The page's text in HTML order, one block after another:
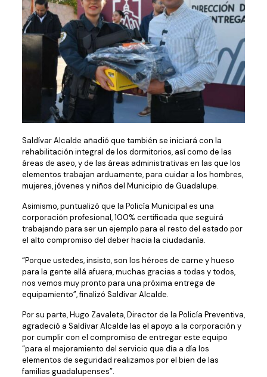
Saldívar Alcalde añadió que también se iniciará con la
rehabilitación integral de los dormitorios, así como de las
áreas de aseo, y de las áreas administrativas en las que los
elementos trabajan arduamente, para cuidar a los hombres,
mujeres, jóvenes y niños del Municipio de Guadalupe.
Asimismo, puntualizó que la Policía Municipal es una
corporación profesional, 100% certificada que seguirá
trabajando para ser un ejemplo para el resto del estado por
el alto compromiso del deber hacia la ciudadanía.
“Porque ustedes, insisto, son los héroes de carne y hueso
para la gente allá afuera, muchas gracias a todas y todos,
nos vemos muy pronto para una próxima entrega de
equipamiento”, finalizó Saldívar Alcalde.
Por su parte, Hugo Zavaleta, Director de la Policía Preventiva,
agradeció a Saldívar Alcalde las el apoyo a la corporación y
por cumplir con el compromiso de entregar este equipo
“para el mejoramiento del servicio que día a día los
elementos de seguridad realizamos por el bien de las
familias guadalupenses”.